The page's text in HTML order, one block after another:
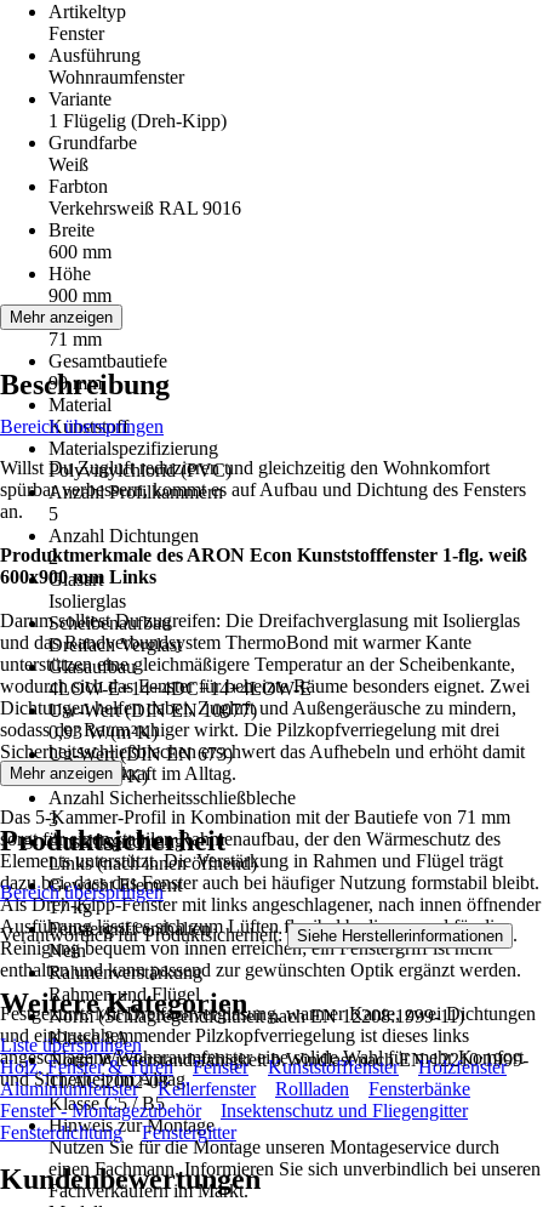
Artikeltyp
Fenster
Ausführung
Wohnraumfenster
Variante
1 Flügelig (Dreh-Kipp)
Grundfarbe
Weiß
Farbton
Verkehrsweiß RAL 9016
Breite
600 mm
Höhe
900 mm
Bautiefe
71 mm
Gesamtbautiefe
90 mm
Material
Kunststoff
Materialspezifizierung
Polyvinylchlorid (PVC)
Anzahl Profilkammern
5
Anzahl Dichtungen
2
Glasart
Isolierglas
Scheibenaufbau
Dreifach Verglast
Glasaufbau
4LOW-E+14+4DC+14+4LOW-E
Uw-Wert (DIN EN 10077)
0,93 W/(m²K)
Ug-Wert (DIN EN 673)
0,6 W/(m²K)
Anzahl Sicherheitsschließbleche
3
Anschlagrichtung
Links (nach innen öffnend)
Gewicht Element
17 kg
Fenstergriff enthalten
Nein
Rahmenverstärkung
Rahmen und Flügel
Norm (Schlagregendichtheit nach EN 12208:1999-11)
Klasse 8A
Norm Wiederstandsfähigkeit b.Windlast nach EN 12210:1999-
11/AC:2002-08
Klasse C5 / B5
Hinweis zur Montage
Nutzen Sie für die Montage unseren Montageservice durch
einen Fachmann. Informieren Sie sich unverbindlich bei unseren
Fachverkäufern im Markt.
Mehr anzeigen
Beschreibung
Bereich überspringen
Willst Du Zugluft reduzieren und gleichzeitig den Wohnkomfort
spürbar verbessern, kommt es auf Aufbau und Dichtung des Fensters
an.
Produktmerkmale des ARON Econ Kunststofffenster 1-flg. weiß
600x900 mm Links
Darum solltest Du zugreifen: Die Dreifachverglasung mit Isolierglas
und das Randverbundsystem ThermoBond mit warmer Kante
unterstützen eine gleichmäßigere Temperatur an der Scheibenkante,
wodurch sich das Fenster für beheizte Räume besonders eignet. Zwei
Dichtungen helfen dabei, Zugluft und Außengeräusche zu mindern,
sodass der Raum ruhiger wirkt. Die Pilzkopfverriegelung mit drei
Sicherheitsschließblechen erschwert das Aufhebeln und erhöht damit
die Widerstandskraft im Alltag.
Das 5-Kammer-Profil in Kombination mit der Bautiefe von 71 mm
sorgt für einen stabilen Rahmenaufbau, der den Wärmeschutz des
Elements unterstützt. Die Verstärkung in Rahmen und Flügel trägt
dazu bei, dass das Fenster auch bei häufiger Nutzung formstabil bleibt.
Als Dreh-Kipp-Fenster mit links angeschlagener, nach innen öffnender
Ausführung lässt es sich zum Lüften flexibel bedienen und für die
Reinigung bequem von innen erreichen; ein Fenstergriff ist nicht
enthalten und kann passend zur gewünschten Optik ergänzt werden.
Festgezurrt: Mit Dreifachverglasung, warmer Kante, zwei Dichtungen
und einbruchhemmender Pilzkopfverriegelung ist dieses links
angeschlagene Wohnraumfenster eine solide Wahl für mehr Komfort
und Sicherheit im Alltag.
Mehr anzeigen
Produktsicherheit
Bereich überspringen
Verantwortlich für Produktsicherheit: Siehe Herstellerinformationen .
Weitere Kategorien
Liste überspringen
Holz, Fenster & Türen
Fenster Kunststofffenster
Holzfenster
Aluminiumfenster
Kellerfenster Rollladen
Fensterbänke
Fenster - Montagezubehör
Insektenschutz und Fliegengitter
Fensterdichtung
Fenstergitter
Kundenbewertungen